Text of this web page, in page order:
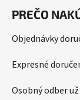
PREČO
Objednávky
Expresné
Osobný odber